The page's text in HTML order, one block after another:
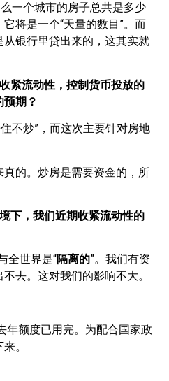
一个城市的房子总共是多少
将是一个“天量的数目”。而
银行里贷出来的，这其实就
紧流动性，控制货币投放的
期？
不炒”，而这次主要针对房地
的。炒房是需要资金的，所
下，我们近期收紧流动性的
全世界是“隔离的”。我们有资
去。这对我们的影响不大。
年额度已用完。为配合国家政
。